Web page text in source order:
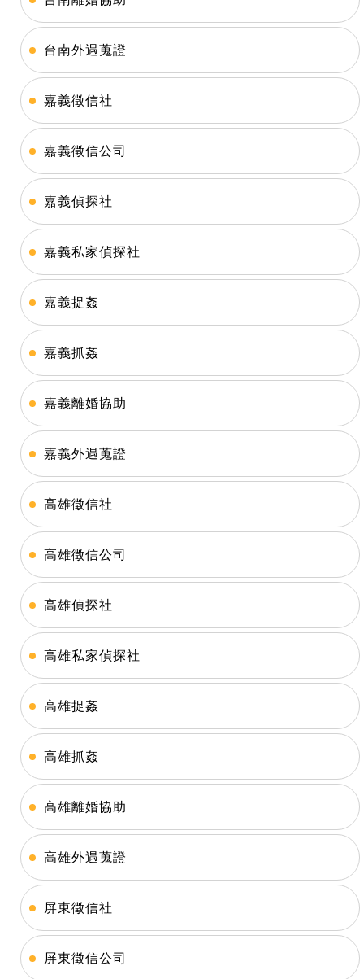
台南外遇蒐證
嘉義徵信社
嘉義徵信公司
嘉義偵探社
嘉義私家偵探社
嘉義捉姦
嘉義抓姦
嘉義離婚協助
嘉義外遇蒐證
高雄徵信社
高雄徵信公司
高雄偵探社
高雄私家偵探社
高雄捉姦
高雄抓姦
高雄離婚協助
高雄外遇蒐證
屏東徵信社
屏東徵信公司